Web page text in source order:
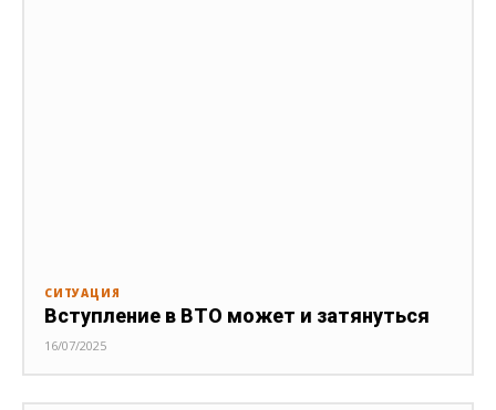
СИТУАЦИЯ
Вступление в ВТО может и затянуться
16/07/2025